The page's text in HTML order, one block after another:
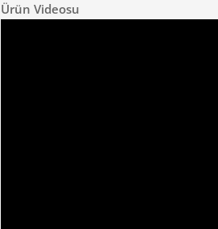
Ürün Videosu